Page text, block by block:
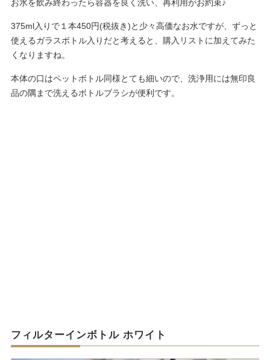
お水を飲み終わったら容器を良く洗い、再利用がお約束♪
375ml入りで１本450円(税抜き)と少々高価なお水ですが、ずっと
使えるガラスボトル入りだと考えると、購入リストに加えてみた
くなりますね。
本体の口はペットボトル同様とても細いので、洗浄用には無印良
品の隅まで洗えるボトルブラシが便利です。
フィルターインボトル ホワイト